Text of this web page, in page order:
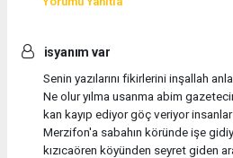
isyanım var
Senin yazılarını fikirlerini inşallah
Ne olur yılma usanma abim
kan kayıp ediyor göç veriyor
Merzifon'a sabahın köründe işe
kızıcaören köyünden seyret giden